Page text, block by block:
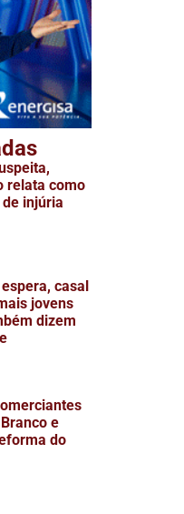
relata como
injúria
casal
jovens
dizem
e
do